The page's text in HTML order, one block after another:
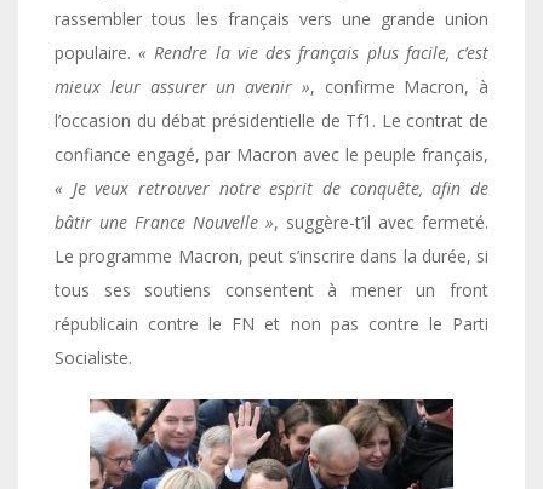
rassembler tous les français vers une grande union
populaire.« Rendre la vie des français plus facile, c’est
mieux leur assurer un avenir », confirme Macron, à
l’occasion du débat présidentielle de Tf1. Le contrat de
confiance engagé, par Macron avec le peuple français,
« Je veux retrouver notre esprit de conquête, afin de
bâtir une France Nouvelle », suggère-t’il avec fermeté.
Le programme Macron, peut s’inscrire dans la durée, si
tous ses soutiens consentent à mener un front
républicain contre le FN et non pas contre le Parti
Socialiste.